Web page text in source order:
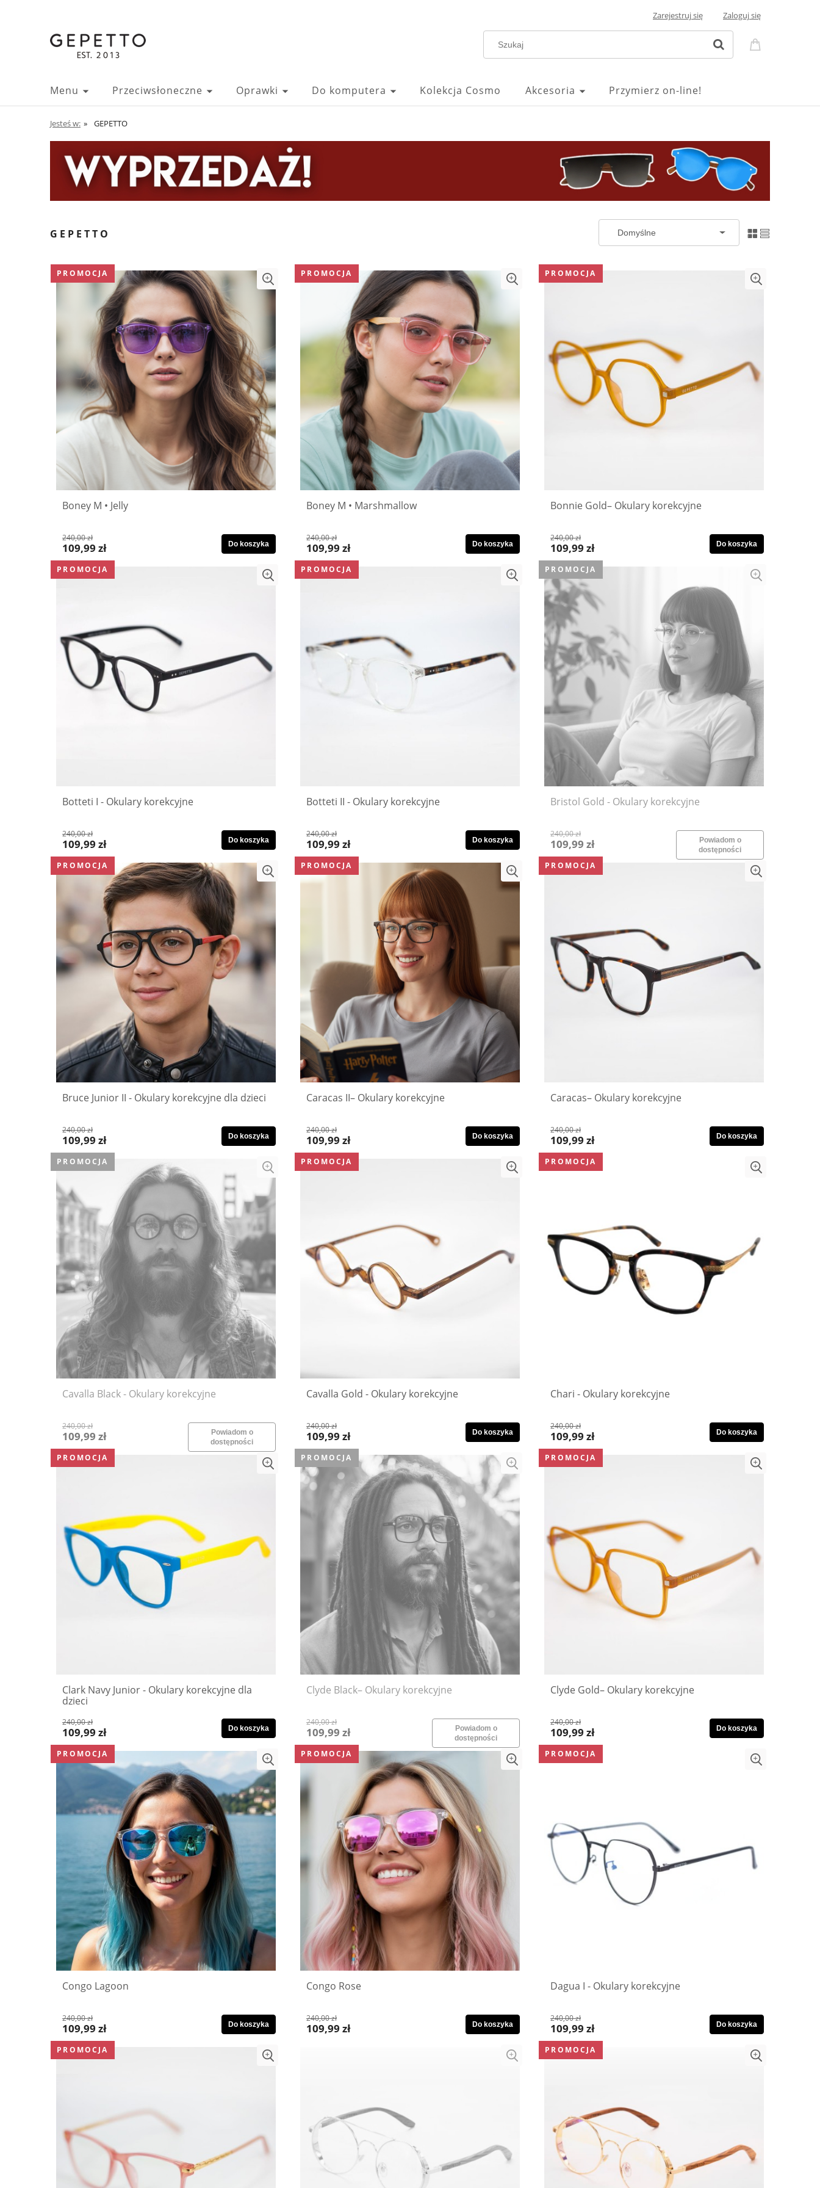
Zarejestruj się Zaloguj się
Menu Przeciwsłoneczne Oprawki Do komputera Kolekcja Cosmo Akcesoria Przymierz on-line!
Jesteś w: » GEPETTO
GEPETTO
Boney M • Jelly
109,99 zł
240,00 zł
Do koszyka
PROMOCJA
Boney M • Marshmallow
109,99 zł
240,00 zł
Do koszyka
PROMOCJA
Bonnie Gold– Okulary korekcyjne
109,99 zł
240,00 zł
Do koszyka
PROMOCJA
Botteti I - Okulary korekcyjne
109,99 zł
240,00 zł
Do koszyka
PROMOCJA
Botteti II - Okulary korekcyjne
109,99 zł
240,00 zł
Do koszyka
PROMOCJA
Bristol Gold - Okulary korekcyjne
109,99 zł
240,00 zł
Powiadom o
dostępności
PROMOCJA
Bruce Junior II - Okulary korekcyjne dla dzieci
109,99 zł
240,00 zł
Do koszyka
PROMOCJA
Caracas II– Okulary korekcyjne
109,99 zł
240,00 zł
Do koszyka
PROMOCJA
Caracas– Okulary korekcyjne
109,99 zł
240,00 zł
Do koszyka
PROMOCJA
Cavalla Black - Okulary korekcyjne
109,99 zł
240,00 zł
Powiadom o
dostępności
PROMOCJA
Cavalla Gold - Okulary korekcyjne
109,99 zł
240,00 zł
Do koszyka
PROMOCJA
Chari - Okulary korekcyjne
109,99 zł
240,00 zł
Do koszyka
PROMOCJA
Clark Navy Junior - Okulary korekcyjne dla
dzieci
109,99 zł
240,00 zł
Do koszyka
PROMOCJA
Clyde Black– Okulary korekcyjne
109,99 zł
240,00 zł
Powiadom o
dostępności
PROMOCJA
Clyde Gold– Okulary korekcyjne
109,99 zł
240,00 zł
Do koszyka
PROMOCJA
Congo Lagoon
109,99 zł
240,00 zł
Do koszyka
PROMOCJA
Congo Rose
109,99 zł
240,00 zł
Do koszyka
PROMOCJA
Dagua I - Okulary korekcyjne
109,99 zł
240,00 zł
Do koszyka
PROMOCJA
PROMOCJA PROMOCJA